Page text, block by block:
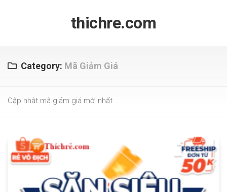
thichre.com
Category: Mã Giảm Giá
Cập nhật mã giảm giá mới nhất